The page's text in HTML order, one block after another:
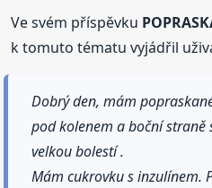
Ve svém příspěvku
k tomuto tématu vyjádřil
Dobrý den, mám
pod kolenem a boční straně
velkou bolestí .
Mám cukrovku s inzulínem.